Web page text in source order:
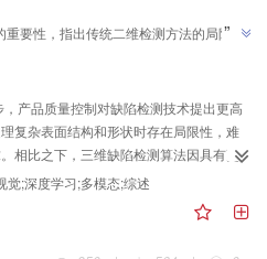
要性，指出传统二维检测方法的局限
必要性，同时指出现有综述的不足，阐
回顾和探讨研究方向的意义。
”
产品质量控制对缺陷检测技术提出更高
复杂表面结构和形状时存在局限性，难
相比之下，三维缺陷检测算法因具有更
干扰性等优点，近年来受到广泛关注和
并紧跟学术前沿，是推动三维缺陷检测
。基于此，本文系统总结了三维缺陷检
需求和技术挑战的角度阐述了缺陷检测
觉;深度学习;多模态;综述